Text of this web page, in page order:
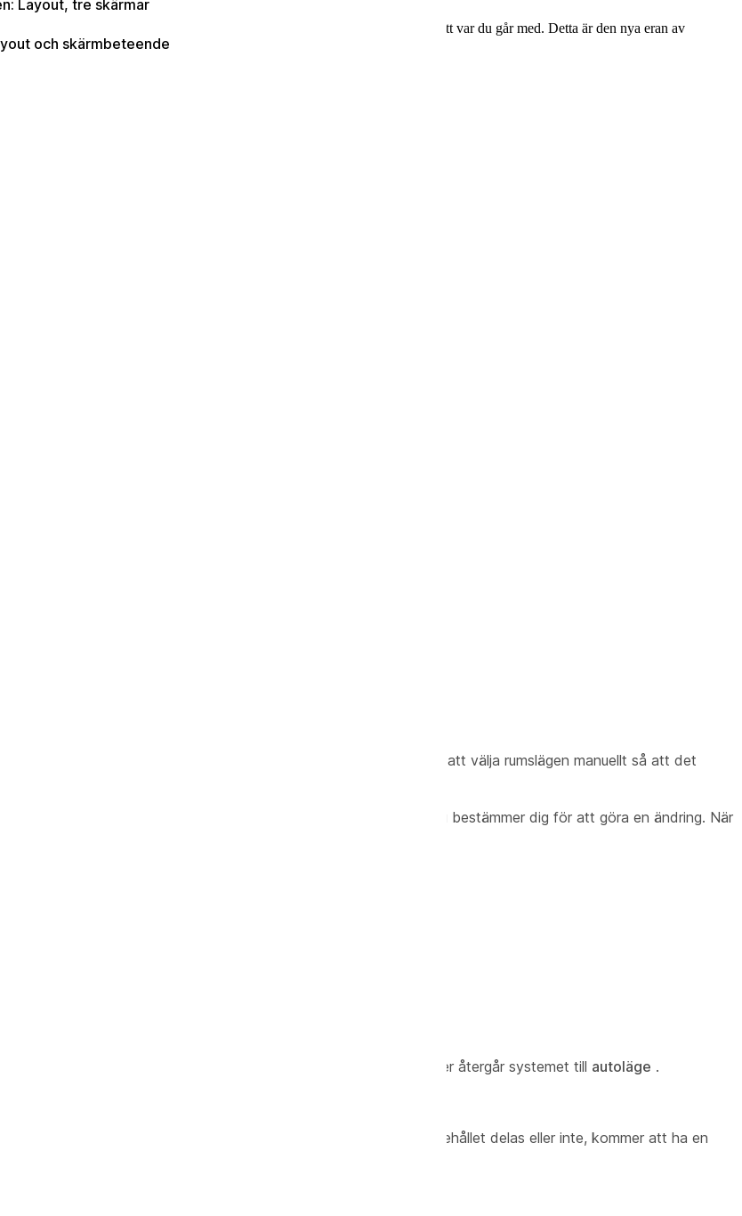
Layout, tre skärmar
och skärmbeteende
och inspirera sin publik i stora rum, samt ge en sömlös upplevelse oavsett var du går med. Detta är den nya eran av
klassrumsläge. I läget Presentatör och Målgrupp har du möjlighet att välja rumslägen manuellt så att det
förblir systemet i det läget tills samtalet avslutas eller tills du bestämmer dig för att göra en ändring. När
i konfigurationen (två eller tre) och läget du väljer för mötet.
(två eller tre skärmar).
Publik
tills du bestämmer dig för att göra en ändring. När mötet är över återgår systemet till autoläge .
spåras av kameran. Den lokala publiken, oavsett om innehållet delas eller inte, kommer att ha en
se presentatören i mötesrummet.